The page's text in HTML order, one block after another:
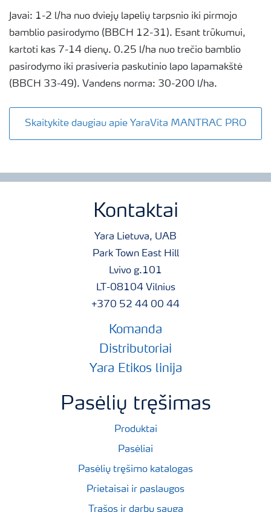
Javai: 1-2 l/ha nuo dviejų lapelių tarpsnio iki pirmojo
bamblio pasirodymo (BBCH 12-31). Esant trūkumui,
kartoti kas 7-14 dienų. 0.25 l/ha nuo trečio bamblio
pasirodymo iki prasiveria paskutinio lapo lapamakštė
(BBCH 33-49). Vandens norma: 30-200 l/ha.
Skaitykite daugiau apie YaraVita MANTRAC PRO
Kontaktai
Yara Lietuva, UAB
Park Town East Hill
Lvivo g.101
LT-08104 Vilnius
+370 52 44 00 44
Komanda
Distributoriai
Yara Etikos linija
Pasėlių tręšimas
Produktai
Pasėliai
Pasėlių tręšimo katalogas
Prietaisai ir paslaugos
Trąšos ir darbų sauga